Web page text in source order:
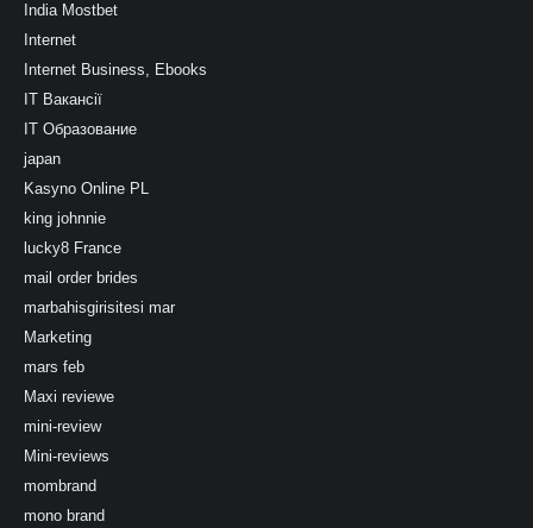
India Mostbet
Internet
Internet Business, Ebooks
IT Вакансії
IT Образование
japan
Kasyno Online PL
king johnnie
lucky8 France
mail order brides
marbahisgirisitesi mar
Marketing
mars feb
Maxi reviewe
mini-review
Mini-reviews
mombrand
mono brand